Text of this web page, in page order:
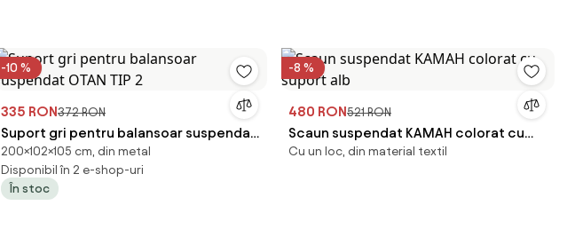
-10 %
335 RON372 RON
Suport gri pentru balansoar suspendat
OTAN TIP 2
200×102×105 cm, din metal
Disponibil în 2 e-shop-uri
În stoc
-8 %
480 RON521 RON
Scaun suspendat KAMAH colorat cu
suport alb
Cu un loc, din material textil